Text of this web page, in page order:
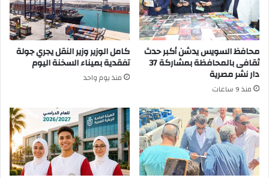
محافظ السويس يدشن أكبر حدث
ثقافى بالمحافظة بمشاركة 37
دار نشر مصرية
منذ 9 ساعات
كامل الوزير وزير النقل يجري جولة
تفقدية بميناء السخنة اليوم
منذ يوم واحد